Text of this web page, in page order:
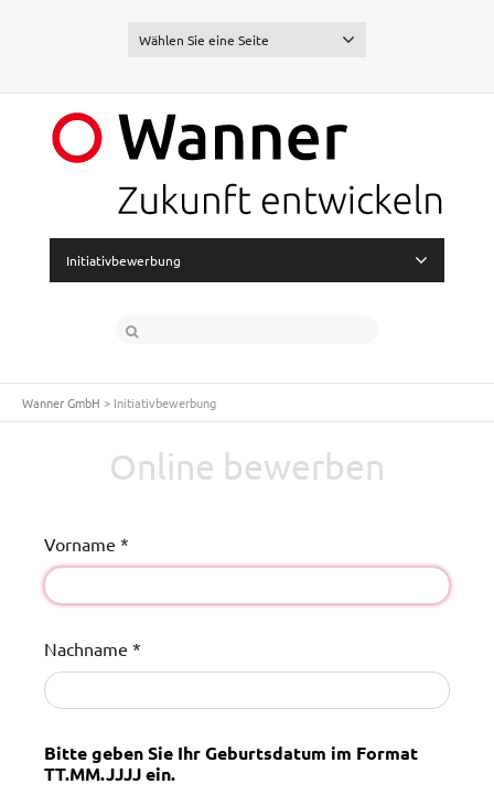
Wählen Sie eine Seite
Initiativbewerbung
Wanner GmbH > Initiativbewerbung